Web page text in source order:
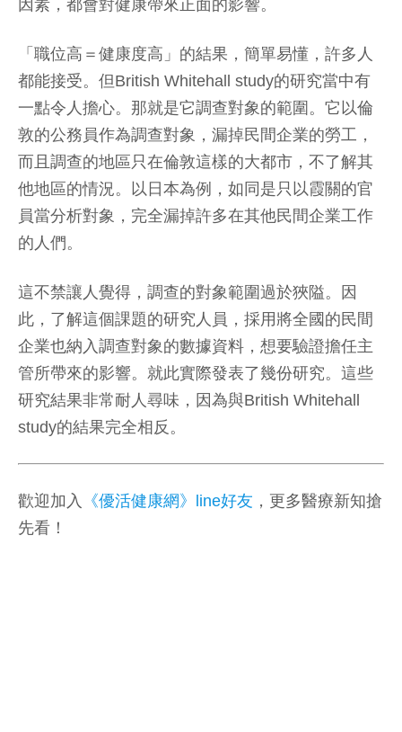
因素，都會對健康帶來正面的影響。
「職位高＝健康度高」的結果，簡單易懂，許多人
都能接受。但British Whitehall study的研究當中有
一點令人擔心。那就是它調查對象的範圍。它以倫
敦的公務員作為調查對象，漏掉民間企業的勞工，
而且調查的地區只在倫敦這樣的大都市，不了解其
他地區的情況。以日本為例，如同是只以霞關的官
員當分析對象，完全漏掉許多在其他民間企業工作
的人們。
這不禁讓人覺得，調查的對象範圍過於狹隘。因
此，了解這個課題的研究人員，採用將全國的民間
企業也納入調查對象的數據資料，想要驗證擔任主
管所帶來的影響。就此實際發表了幾份研究。這些
研究結果非常耐人尋味，因為與British Whitehall
study的結果完全相反。
歡迎加入 《優活健康網》line好友 ，更多醫療新知搶
先看！